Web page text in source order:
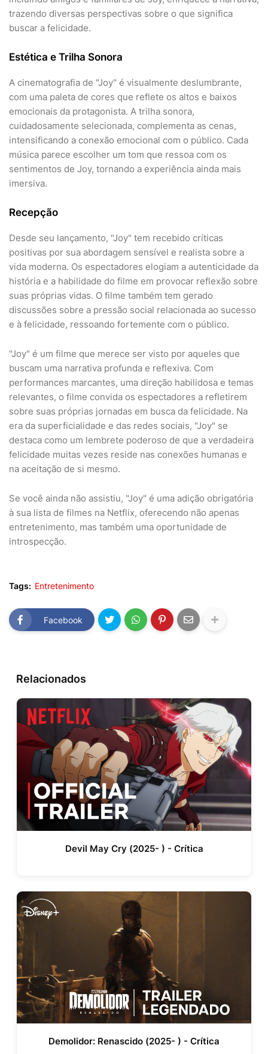
trazendo diversas perspectivas sobre o que significa
buscar a felicidade.
Estética e Trilha Sonora
A cinematografia de "Joy" é visualmente deslumbrante,
com uma paleta de cores que reflete os altos e baixos
emocionais da protagonista. A trilha sonora,
cuidadosamente selecionada, complementa as cenas,
intensificando a conexão emocional com o público. Cada
música parece escolher um tom que ressoa com os
sentimentos de Joy, tornando a experiência ainda mais
imersiva.
Recepção
Desde seu lançamento, "Joy" tem recebido críticas
positivas por sua abordagem sensível e realista sobre a
vida moderna. Os espectadores elogiam a autenticidade da
história e a habilidade do filme em provocar reflexão sobre
suas próprias vidas. O filme também tem gerado
discussões sobre a pressão social relacionada ao sucesso
e à felicidade, ressoando fortemente com o público.
"Joy" é um filme que merece ser visto por aqueles que
buscam uma narrativa profunda e reflexiva. Com
performances marcantes, uma direção habilidosa e temas
relevantes, o filme convida os espectadores a refletirem
sobre suas próprias jornadas em busca da felicidade. Na
era da superficialidade e das redes sociais, "Joy" se
destaca como um lembrete poderoso de que a verdadeira
felicidade muitas vezes reside nas conexões humanas e
na aceitação de si mesmo.
Se você ainda não assistiu, "Joy" é uma adição obrigatória
à sua lista de filmes na Netflix, oferecendo não apenas
entretenimento, mas também uma oportunidade de
introspecção.
Tags: Entretenimento
Facebook
Relacionados
Devil May Cry (2025- ) - Crítica
Demolidor: Renascido (2025- ) - Crítica